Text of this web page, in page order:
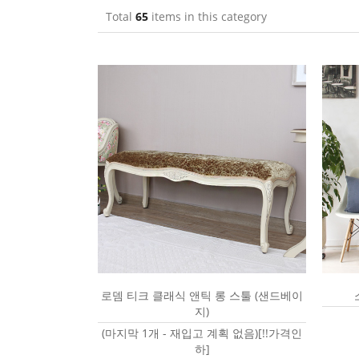
Total 65 items in this category
로뎀 티크 클래식 앤틱 롱 스툴 (샌드베이
지)
(마지막 1개 - 재입고 계획 없음)[!!가격인
하]